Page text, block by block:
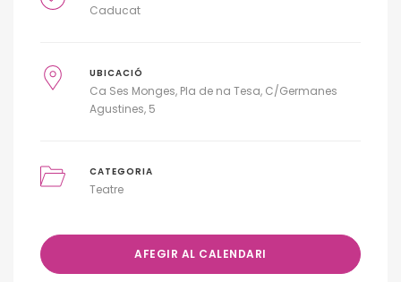
Caducat
UBICACIÓ
Ca Ses Monges, Pla de na Tesa, C/Germanes
Agustines, 5
CATEGORIA
Teatre
AFEGIR AL CALENDARI